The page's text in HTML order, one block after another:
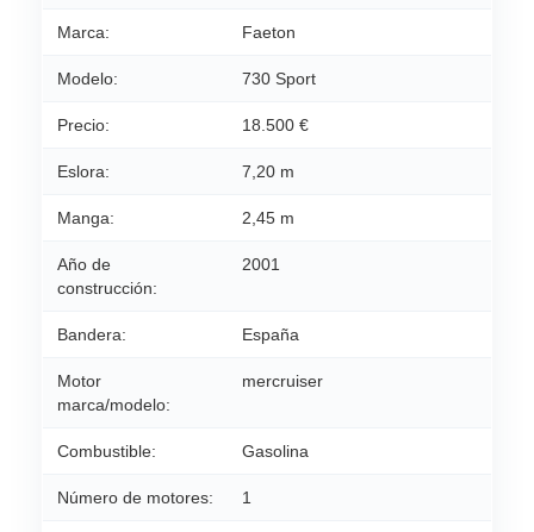
Marca: Faeton
Modelo: 730 Sport
Precio: 18.500 €
Eslora: 7,20 m
Manga: 2,45 m
Año de
construcción:
2001
Bandera: España
Motor
marca/modelo:
mercruiser
Combustible: Gasolina
Número de motores: 1